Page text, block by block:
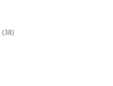
(38)